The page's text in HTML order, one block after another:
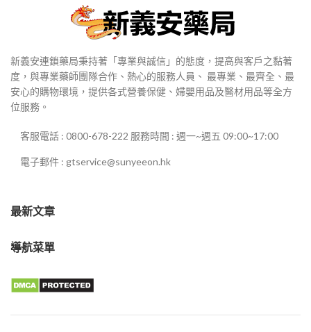
新義安連鎖藥局秉持著「專業與誠信」的態度，提高與客戶之黏著
度，與專業藥師團隊合作、熱心的服務人員、 最專業、最齊全、最
安心的購物環境，提供各式營養保健、婦嬰用品及醫材用品等全方
位服務。
客服電話 : 0800-678-222 服務時間 : 週一~週五 09:00~17:00
電子郵件 : gtservice@sunyeeon.hk
最新文章
導航菜單